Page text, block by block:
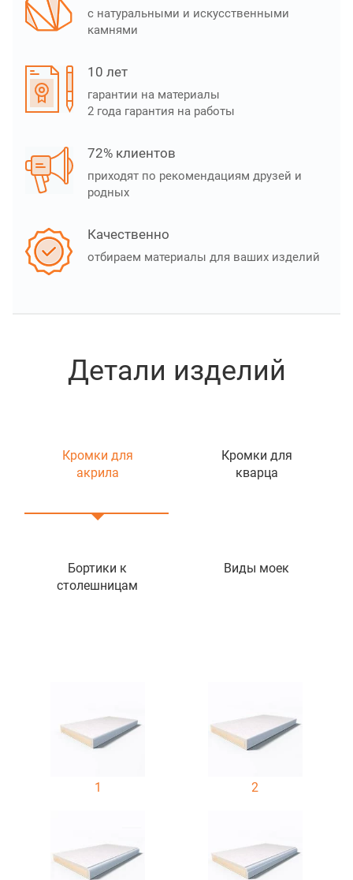
с натуральными и искусственными
камнями
10 лет
гарантии на материалы
2 года гарантия на работы
72% клиентов
приходят по рекомендациям друзей и
родных
Качественно
отбираем материалы для ваших изделий
Детали изделий
Кромки для
акрила
Кромки для
кварца
Бортики к
столешницам
Виды моек
1 2